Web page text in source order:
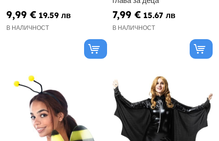
9,99 € 19.59 лв
В НАЛИЧНОСТ
7,99 € 15.67 лв
В НАЛИЧНОСТ